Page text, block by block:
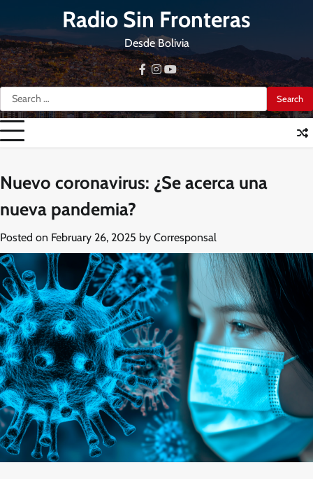
content
Radio Sin Fronteras
Desde Bolivia
Search
for:
facebook
instagram
youtube
Nuevo coronavirus: ¿Se acerca una
nueva pandemia?
Posted on February 26, 2025 by Corresponsal